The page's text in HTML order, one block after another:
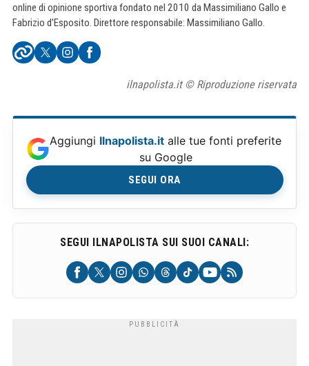
online di opinione sportiva fondato nel 2010 da Massimiliano Gallo e
Fabrizio d'Esposito. Direttore responsabile: Massimiliano Gallo.
ilnapolista.it © Riproduzione riservata
Aggiungi Ilnapolista.it alle tue fonti preferite
su Google
SEGUI ORA
SEGUI ILNAPOLISTA SUI SUOI CANALI: